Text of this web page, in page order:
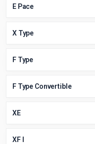
E Pace
X Type
F Type
F Type Convertible
XE
XF I